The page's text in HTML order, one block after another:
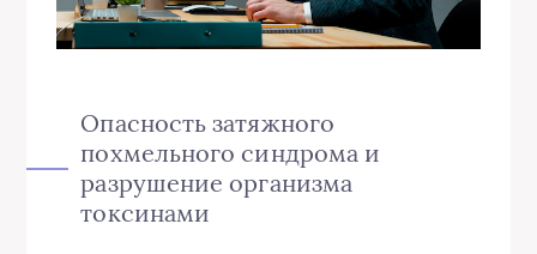
Опасность затяжного
похмельного синдрома и
разрушение организма
токсинами